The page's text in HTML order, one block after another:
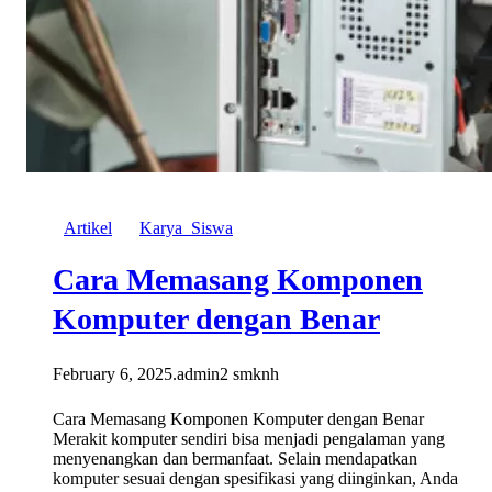
Artikel Karya_Siswa
Cara Memasang Komponen
Komputer dengan Benar
February 6, 2025.admin2 smknh
Cara Memasang Komponen Komputer dengan Benar
Merakit komputer sendiri bisa menjadi pengalaman yang
menyenangkan dan bermanfaat. Selain mendapatkan
komputer sesuai dengan spesifikasi yang diinginkan, Anda